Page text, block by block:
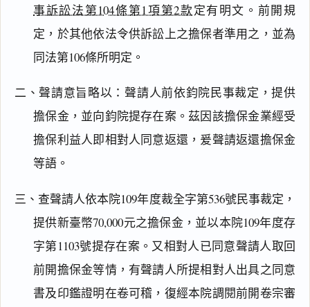
事訴訟法第104條第1項第2款定有明文。前開規
定，於其他依法令供訴訟上之擔保者準用之，並為
同法第106條所明定。
二、聲請意旨略以：聲請人前依鈞院民事裁定，提供
擔保金，並向鈞院提存在案。茲因該擔保金業經受
擔保利益人即相對人同意返還，爰聲請返還擔保金
等語。
三、查聲請人依本院109年度裁全字第536號民事裁定，
提供新臺幣70,000元之擔保金，並以本院109年度存
字第1103號提存在案。又相對人已同意聲請人取回
前開擔保金等情，有聲請人所提相對人出具之同意
書及印鑑證明在卷可稽，復經本院調閱前開卷宗審
閱讀 研究
主
由